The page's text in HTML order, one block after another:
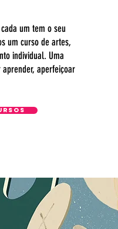
um tem o seu
um curso de artes,
individual. Uma
aperfeiçoar